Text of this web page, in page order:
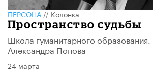
ПЕРСОНА//Колонка
Пространство судьбы
Школа гуманитарного
Александра Попова
24 марта